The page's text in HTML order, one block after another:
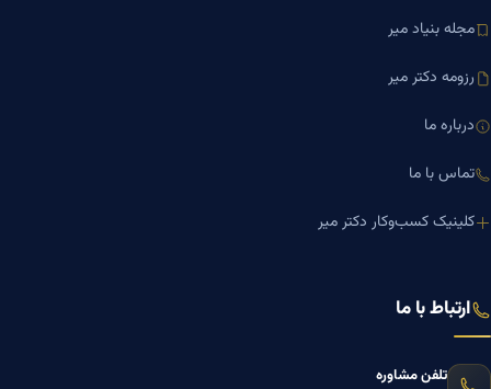
مجله بنیاد میر
رزومه دکتر میر
درباره ما
تماس با ما
کلینیک کسب‌وکار دکتر میر
ارتباط با ما
تلفن مشاوره